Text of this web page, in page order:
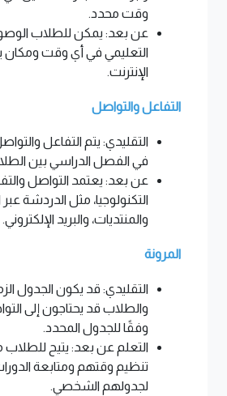
وقت محدد.
عن بعد: يمكن للطلاب
التعليمي في أي وقت ومكان
الإنترنت.
التفاعل والتواصل
التقليدي: يتم التفاعل
في الفصل الدراسي بين
عن بعد: يعتمد التواصل
التكنولوجيا، مثل الدردشة عبر
والمنتديات، والبريد الإلكتروني.
المرونة
التقليدي: قد يكون الجدول
والطلاب قد يحتاجون إلى
وفقًا للجدول المحدد.
التعلم عن بعد: يتيح للطلاب
تنظيم وقتهم ومتابعة
لجدولهم الشخصي.